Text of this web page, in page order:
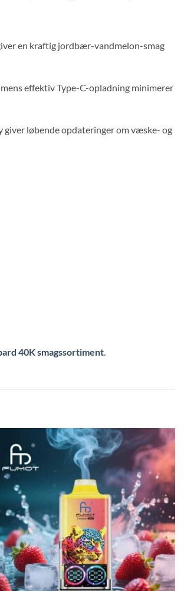
en kraftig jordbær-vandmelon-smag
effektiv Type-C-opladning minimerer
giver løbende opdateringer om væske- og
40K smagssortiment.